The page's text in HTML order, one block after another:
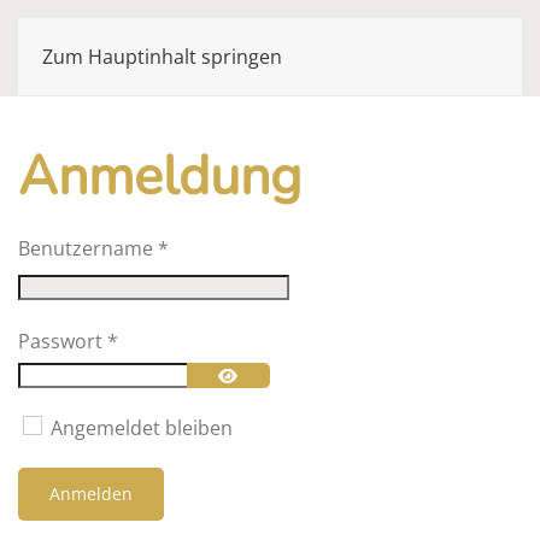
Zum Hauptinhalt springen
Anmeldung
Benutzername *
Passwort *
Passwort anzeigen
Angemeldet bleiben
Anmelden